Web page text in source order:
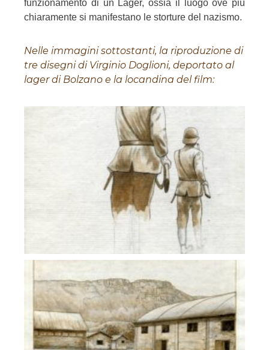
funzionamento di un Lager, ossia il luogo ove più
chiaramente si manifestano le storture del nazismo.
Nelle immagini sottostanti, la riproduzione di
tre disegni di Virginio Doglioni, deportato al
lager di Bolzano e la locandina del film: